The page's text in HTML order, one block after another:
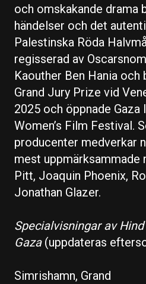
och omskakande drama
händelser och det
Palestinska Röda
regisserad av
Kaouther Ben Hania och
Grand Jury Prize vid
2025 och öppnade Gaza
Women’s Film Festival.
producenter medverkar
mest uppmärksammade
Pitt, Joaquin Phoenix,
Jonathan Glazer.
Specialvisningar av
Gaza(uppdateras
Simrishamn, Grand